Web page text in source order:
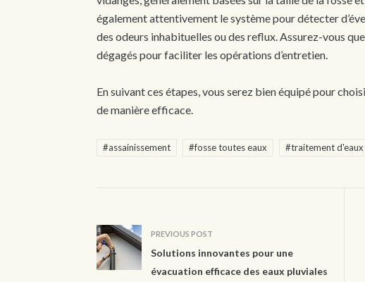
également attentivement le système pour détecter
des odeurs inhabituelles ou des reflux. Assurez-vous
dégagés pour faciliter les opérations d’entretien.
En suivant ces étapes, vous serez bien équipé pour
de manière efficace.
#assainissement #fosse toutes eaux #traitement d'eaux
PREVIOUS POST
Solutions innovantes pour une
évacuation efficace des eaux pluviales